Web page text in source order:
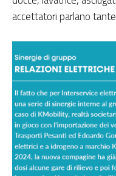
accettatori parlano